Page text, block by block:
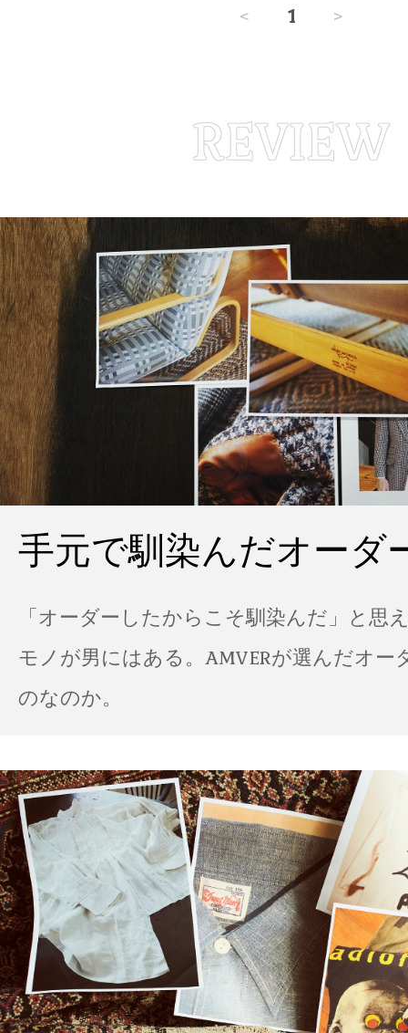
< 1 >
手元で馴染んだオーダ
「オーダーしたからこそ馴染んだ」と思
モノが男にはある。AMVERが選んだオー
のなのか。